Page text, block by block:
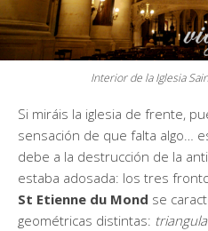
Interior de la Iglesia
Si miráis la iglesia de frente,
sensación de que falta algo…
debe a la destrucción de la
estaba adosada: los tres
St Etienne du Mond se
geométricas distintas: